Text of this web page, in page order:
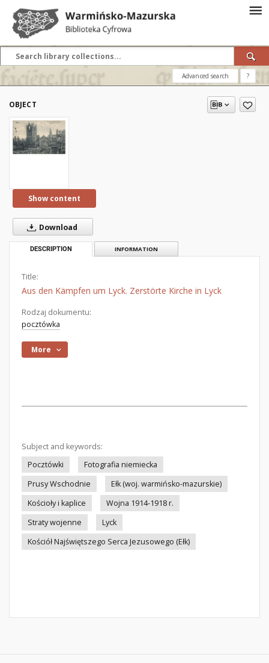
Advanced search ?
OBJECT
Show content
Download
DESCRIPTION INFORMATION
Title:
Aus den Kämpfen um Lyck. Zerstörte Kirche in Lyck
Rodzaj dokumentu:
pocztówka
More
Subject and keywords:
Pocztówki
Fotografia niemiecka
Prusy Wschodnie
Ełk (woj. warmińsko-mazurskie)
Kościoły i kaplice
Wojna 1914-1918 r.
Straty wojenne
Lyck
Kościół Najświętszego Serca Jezusowego (Ełk)